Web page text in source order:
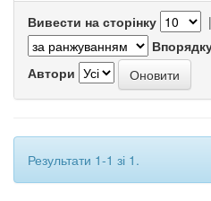
Вивести на сторінку |
Автори
Результати 1-1 зі 1.